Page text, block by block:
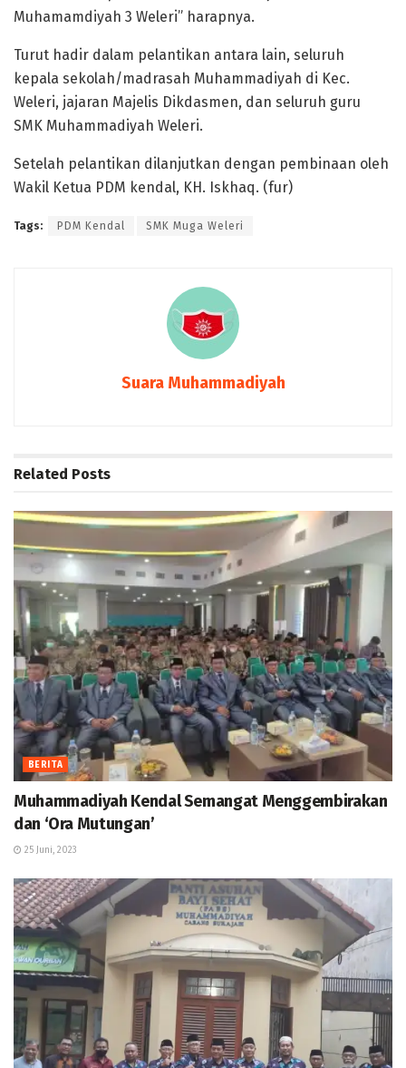
Muhamamdiyah 3 Weleri” harapnya.
Turut hadir dalam pelantikan antara lain, seluruh
kepala sekolah/madrasah Muhammadiyah di Kec.
Weleri, jajaran Majelis Dikdasmen, dan seluruh guru
SMK Muhammadiyah Weleri.
Setelah pelantikan dilanjutkan dengan pembinaan oleh
Wakil Ketua PDM kendal, KH. Iskhaq. (fur)
Tags: PDM Kendal SMK Muga Weleri
Suara Muhammadiyah
Related Posts
BERITA
Muhammadiyah Kendal Semangat Menggembirakan
dan ‘Ora Mutungan’
25 Juni, 2023